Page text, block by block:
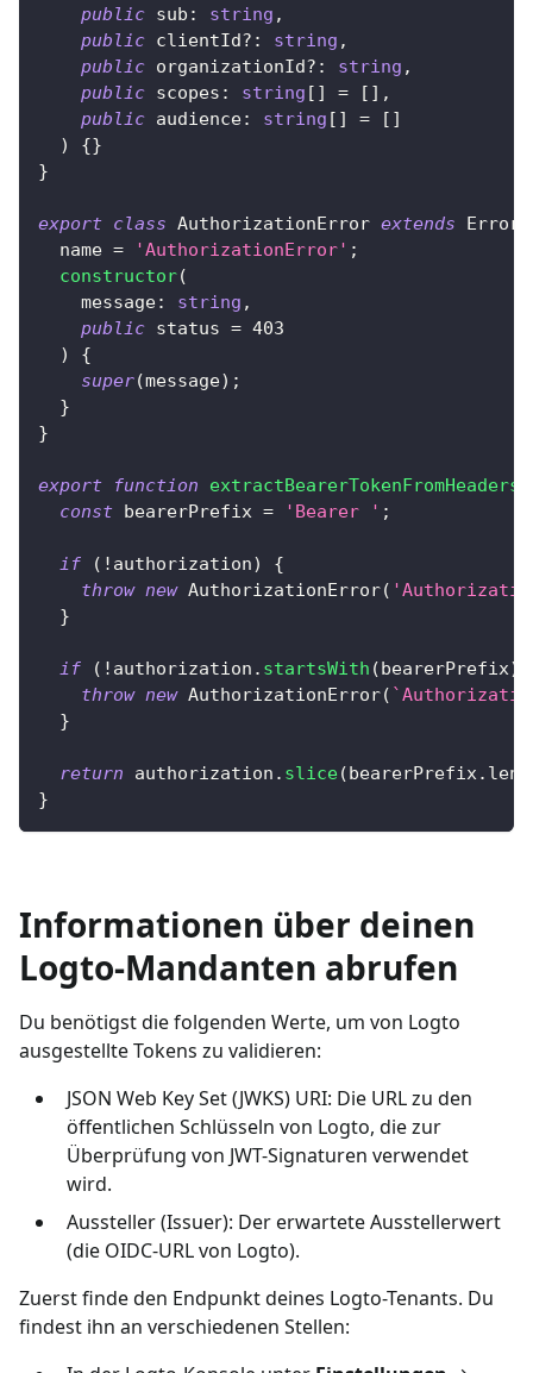
public sub : string ,
public clientId? : string ,
public organizationId? : string ,
public scopes : string [ ] = [ ] ,
public audience: string [ ] = [ ]
)
{}
}
export class AuthorizationError extends Error
  name
= 'AuthorizationError' ;
constructor(
    message
: string ,
public status = 403
)
{
super(message) ;
}
}
export function extractBearerTokenFromHeaders
const bearerPrefix = 'Bearer ' ;
if ( ! authorization)
{
throw new AuthorizationError(
}
if ( ! authorization . startsWith (bearerPrefix)
throw new AuthorizationError( `
}
return authorization . slice(bearerPrefix .
}
Informationen über deinen
Logto-Mandanten abrufen
Du benötigst die folgenden Werte, um von Logto
ausgestellte Tokens zu validieren:
JSON Web Key Set (JWKS) URI: Die URL zu den
öffentlichen Schlüsseln von Logto, die zur
Überprüfung von JWT-Signaturen verwendet
wird.
Aussteller (Issuer): Der erwartete Ausstellerwert
(die OIDC-URL von Logto).
Zuerst finde den Endpunkt deines Logto-Tenants. Du
findest ihn an verschiedenen Stellen: